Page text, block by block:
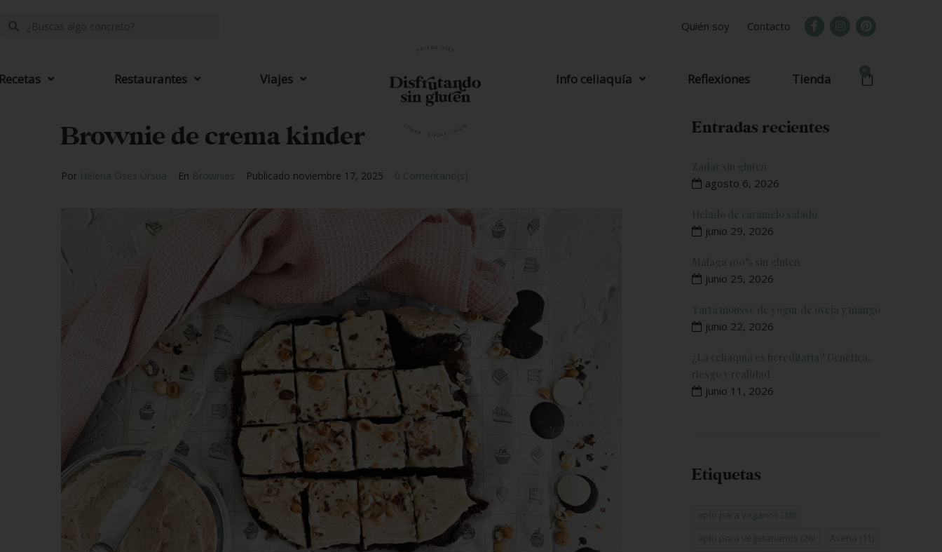
Quién soy Contacto
Restaurantes Viajes Info celiaquía Reflexiones Tienda
Brownie de crema kinder
Por Helena Oses Ursua En Brownies Publicado noviembre 17, 2025 0 Comentario(s)
Entradas recientes
Zadar sin gluten
agosto 6, 2026
Helado de caramelo salado
junio 29, 2026
Málaga 100% sin gluten
junio 25, 2026
Tarta mousse de yogur de oveja y mango
junio 22, 2026
¿La celiaquía es hereditaria? Genética,
riesgo y realidad
junio 11, 2026
Etiquetas
apto para veganos (38)
apto para vegetarianos (26) Avena (11)